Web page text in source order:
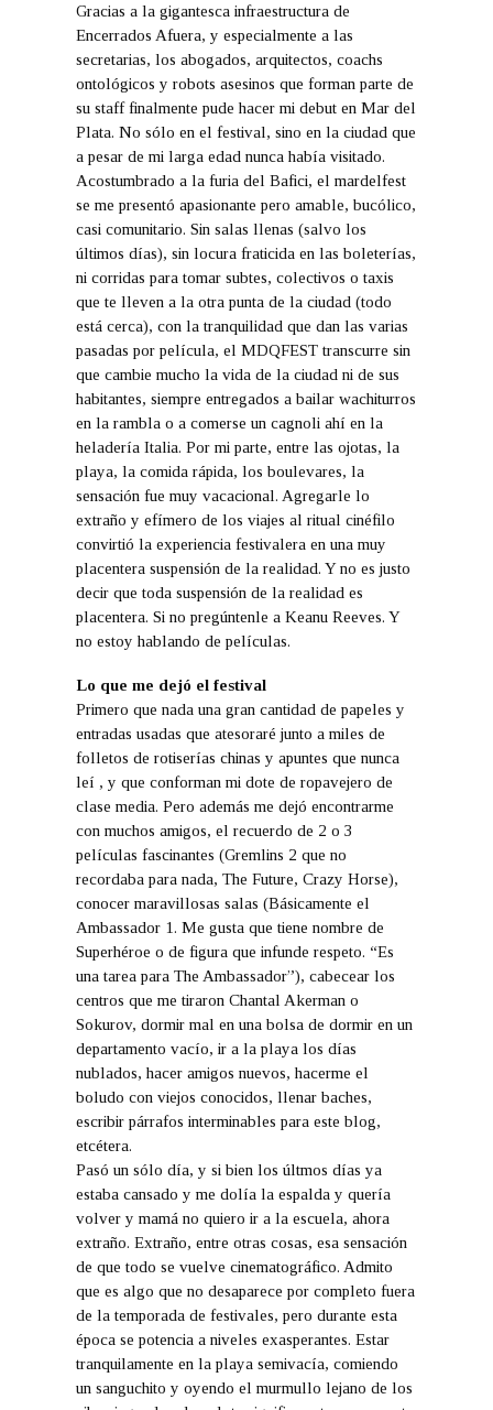
Gracias a la gigantesca infraestructura de
Encerrados Afuera, y especialmente a las
secretarias, los abogados, arquitectos, coachs
ontológicos y robots asesinos que forman parte de
su staff finalmente pude hacer mi debut en Mar del
Plata. No sólo en el festival, sino en la ciudad que
a pesar de mi larga edad nunca había visitado.
Acostumbrado a la furia del Bafici, el mardelfest
se me presentó apasionante pero amable, bucólico,
casi comunitario. Sin salas llenas (salvo los
últimos días), sin locura fraticida en las boleterías,
ni corridas para tomar subtes, colectivos o taxis
que te lleven a la otra punta de la ciudad (todo
está cerca), con la tranquilidad que dan las varias
pasadas por película, el MDQFEST transcurre sin
que cambie mucho la vida de la ciudad ni de sus
habitantes, siempre entregados a bailar wachiturros
en la rambla o a comerse un cagnoli ahí en la
heladería Italia. Por mi parte, entre las ojotas, la
playa, la comida rápida, los boulevares, la
sensación fue muy vacacional. Agregarle lo
extraño y efímero de los viajes al ritual cinéfilo
convirtió la experiencia festivalera en una muy
placentera suspensión de la realidad. Y no es justo
decir que toda suspensión de la realidad es
placentera. Si no pregúntenle a Keanu Reeves. Y
no estoy hablando de películas.
Lo que me dejó el festival
Primero que nada una gran cantidad de papeles y
entradas usadas que atesoraré junto a miles de
folletos de rotiserías chinas y apuntes que nunca
leí , y que conforman mi dote de ropavejero de
clase media. Pero además me dejó encontrarme
con muchos amigos, el recuerdo de 2 o 3
películas fascinantes (Gremlins 2 que no
recordaba para nada, The Future, Crazy Horse),
conocer maravillosas salas (Básicamente el
Ambassador 1. Me gusta que tiene nombre de
Superhéroe o de figura que infunde respeto. “Es
una tarea para The Ambassador”), cabecear los
centros que me tiraron Chantal Akerman o
Sokurov, dormir mal en una bolsa de dormir en un
departamento vacío, ir a la playa los días
nublados, hacer amigos nuevos, hacerme el
boludo con viejos conocidos, llenar baches,
escribir párrafos interminables para este blog,
etcétera.
Pasó un sólo día, y si bien los últmos días ya
estaba cansado y me dolía la espalda y quería
volver y mamá no quiero ir a la escuela, ahora
extraño. Extraño, entre otras cosas, esa sensación
de que todo se vuelve cinematográfico. Admito
que es algo que no desaparece por completo fuera
de la temporada de festivales, pero durante esta
época se potencia a niveles exasperantes. Estar
tranquilamente en la playa semivacía, comiendo
un sanguchito y oyendo el murmullo lejano de los